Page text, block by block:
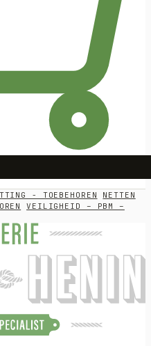
- TOEBEHOREN
NETTEN
VEILIGHEID – PBM –